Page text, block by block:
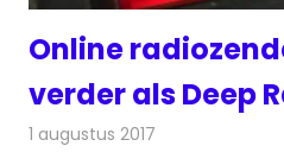
Online
verder als Deep
1 augustus 2017